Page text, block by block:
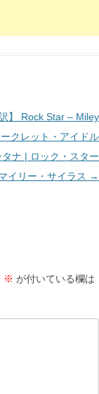
訳】 Rock Star – Miley
クレット・アイドル
ナ | ロック・スター
イリー・サイラス →
※ が付いている欄は